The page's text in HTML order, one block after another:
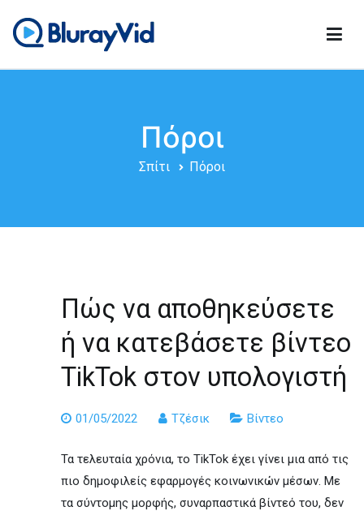
στο
BlurayVid
Πόροι
Σπίτι Πόροι
Πώς να αποθηκεύσετε
ή να κατεβάσετε βίντεο
TikTok στον υπολογιστή
01/05/2022 Τζέσικ Βίντεο
Τα τελευταία χρόνια, το TikTok έχει γίνει μια από τις
πιο δημοφιλείς εφαρμογές κοινωνικών μέσων. Με
τα σύντομης μορφής, συναρπαστικά βίντεό του, δεν